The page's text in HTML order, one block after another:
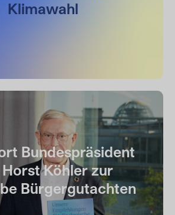
Klimawahl
Bundespräsident
Horst Köhler zur
Bürgergutachten